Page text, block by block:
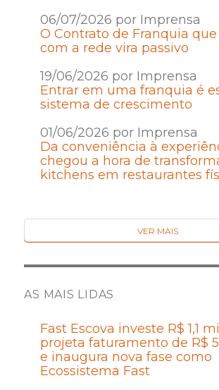
06/07/2026 por Imprensa
O Contrato de Franquia
com a rede vira passivo
19/06/2026 por Imprensa
Entrar em uma franquia é
sistema de crescimento
01/06/2026 por Imprensa
Da conveniência à
chegou a hora de
kitchens em restaurantes
VER MAIS
AS MAIS LIDAS
Fast Escova investe R$ 1,1
projeta faturamento de R$
e inaugura nova fase como
Ecossistema Fast